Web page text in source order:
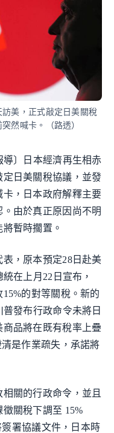
美，正式敲定日美關稅
然喊卡。（路透）
導〕日本經濟再生相赤
日美關稅協議，並發
，日本政府解釋主要
由於真正原因尚不明
暫時擱置。
，原本預定28日赴美
在上月22日宣布，
的對等關稅。新的
發布行政命令未將日
品將在既有稅率上疊
是作業疏失，承諾將
關的行政命令，並且
關稅下調至 15%
簽署協議文件，日本時